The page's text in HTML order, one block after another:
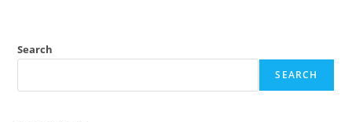
Search
SEARCH